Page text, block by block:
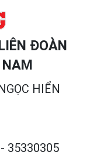
ĐOÀN
HIỂN
- 35330305